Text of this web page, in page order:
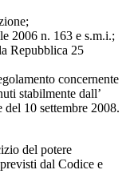
2006 n. 163 e s.m.i.;
Repubblica 25
concernente
stabilmente dall’
10 settembre 2008.
del potere
dal Codice e